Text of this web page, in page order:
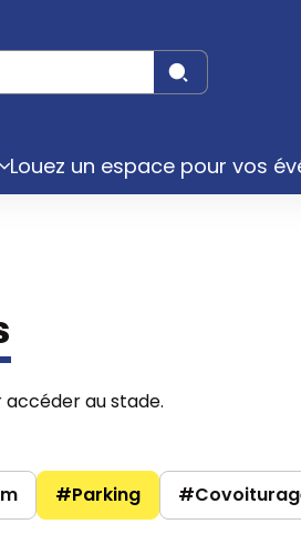
Louez un espace pour vos
au stade.
#Parking